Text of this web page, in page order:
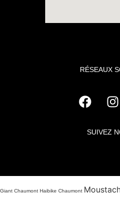
RÉSEAUX
SUIVEZ
Giant Chaumont Haibike Chaumont